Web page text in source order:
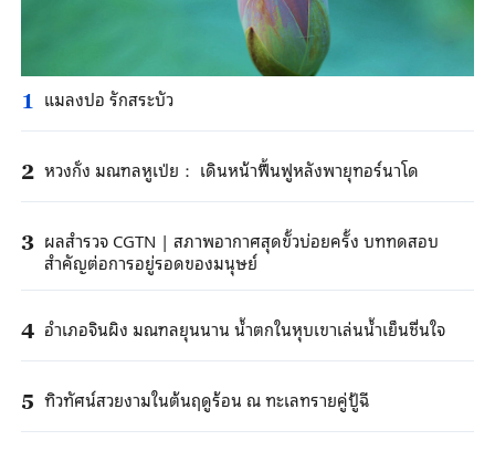
1 แมลงปอ รักสระบัว
2 หวงกั่ง มณฑลหูเป่ย： เดินหน้าฟื้นฟูหลังพายุทอร์นาโด
3 ผลสำรวจ CGTN | สภาพอากาศสุดขั้วบ่อยครั้ง บททดสอบ
สำคัญต่อการอยู่รอดของมนุษย์
4 อำเภอจินผิง มณฑลยุนนาน น้ำตกในหุบเขาเล่นน้ำเย็นชื่นใจ
5 ทิวทัศน์สวยงามในต้นฤดูร้อน ณ ทะเลทรายคู่ปู้ฉี